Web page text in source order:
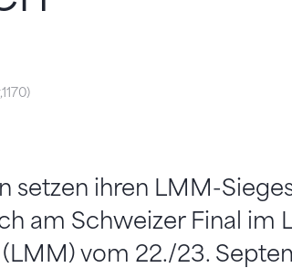
setzen ihren LMM-
am Schweizer Final im
vom 22./23.